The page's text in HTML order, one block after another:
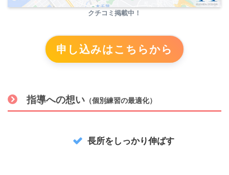
クチコミ掲載中！
申し込みはこちらから
指導への想い （個別練習の最適化）
長所をしっかり伸ばす